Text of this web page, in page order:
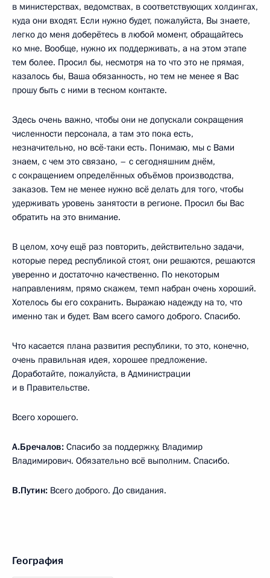
в министерствах, ведомствах, в соответствующих холдингах,
куда они входят. Если нужно будет, пожалуйста, Вы знаете,
легко до меня доберётесь в любой момент, обращайтесь
ко мне. Вообще, нужно их поддерживать, а на этом этапе
тем более. Просил бы, несмотря на то что это не прямая,
казалось бы, Ваша обязанность, но тем не менее я Вас
прошу быть с ними в тесном контакте.
Здесь очень важно, чтобы они не допускали сокращения
численности персонала, а там это пока есть,
незначительно, но всё-таки есть. Понимаю, мы с Вами
знаем, с чем это связано, – с сегодняшним днём,
с сокращением определённых объёмов производства,
заказов. Тем не менее нужно всё делать для того, чтобы
удерживать уровень занятости в регионе. Просил бы Вас
обратить на это внимание.
В целом, хочу ещё раз повторить, действительно задачи,
которые перед республикой стоят, они решаются, решаются
уверенно и достаточно качественно. По некоторым
направлениям, прямо скажем, темп набран очень хороший.
Хотелось бы его сохранить. Выражаю надежду на то, что
именно так и будет. Вам всего самого доброго. Спасибо.
Что касается плана развития республики, то это, конечно,
очень правильная идея, хорошее предложение.
Доработайте, пожалуйста, в Администрации
и в Правительстве.
Всего хорошего.
А.Бречалов: Спасибо за поддержку, Владимир
Владимирович. Обязательно всё выполним. Спасибо.
В.Путин: Всего доброго. До свидания.
География